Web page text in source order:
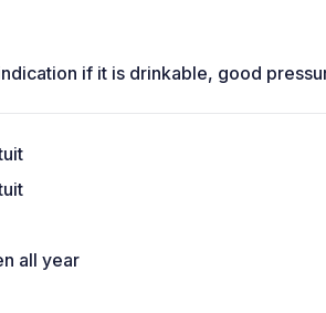
if it is drinkable, good
all year